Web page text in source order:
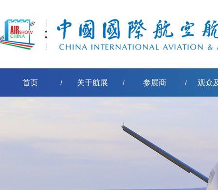
首页 / 关于航展 / 参展商 / 观众
[err:数据源标签'pe-取得节点名称'模板转换